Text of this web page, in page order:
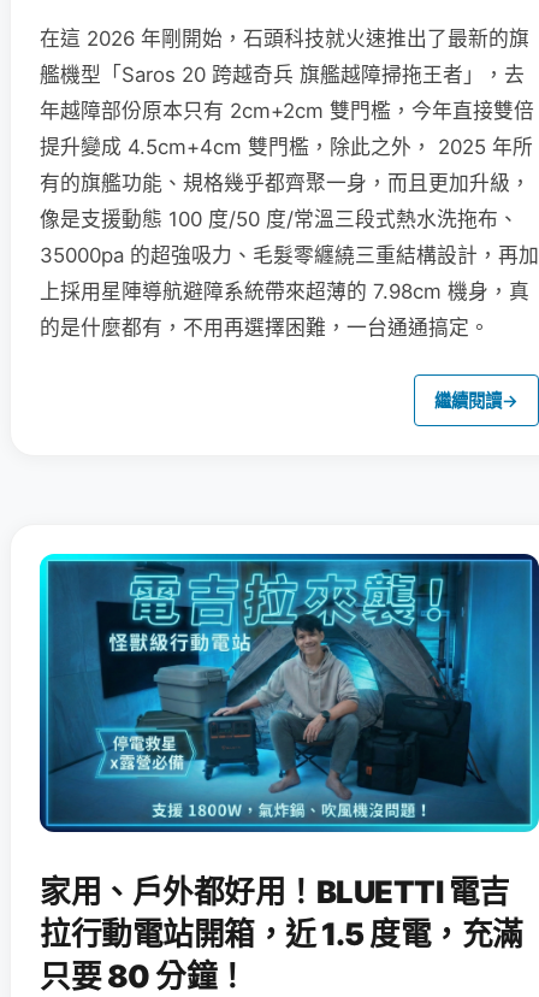
在這 2026 年剛開始，石頭科技就火速推出了最新的旗
艦機型「Saros 20 跨越奇兵 旗艦越障掃拖王者」，去
年越障部份原本只有 2cm+2cm 雙門檻，今年直接雙倍
提升變成 4.5cm+4cm 雙門檻，除此之外， 2025 年所
有的旗艦功能、規格幾乎都齊聚一身，而且更加升級，
像是支援動態 100 度/50 度/常溫三段式熱水洗拖布、
35000pa 的超強吸力、毛髮零纏繞三重結構設計，再加
上採用星陣導航避障系統帶來超薄的 7.98cm 機身，真
的是什麼都有，不用再選擇困難，一台通通搞定。
繼續閱讀→
家用、戶外都好用！BLUETTI 電吉
拉行動電站開箱，近 1.5 度電，充滿
只要 80 分鐘！